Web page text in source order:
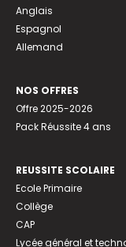
Anglais
Espagnol
Allemand
NOS OFFRES
Offre 2025-2026
Pack Réussite 4 ans
REUSSITE SCOLAIRE
Ecole Primaire
Collège
CAP
Lycée général et